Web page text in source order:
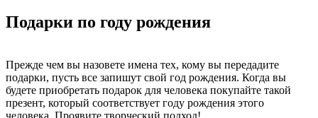
Подарки по году рождения
Прежде чем вы назовете имена тех, кому вы передадите
подарки, пусть все запишут свой год рождения. Когда вы
будете приобретать подарок для человека покупайте такой
презент, который соответствует году рождения этого